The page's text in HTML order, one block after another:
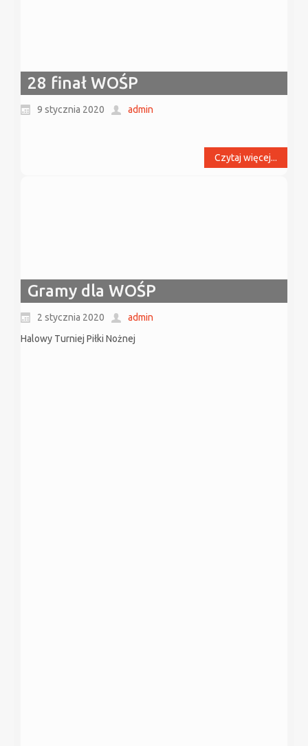
28 finał WOŚP
9 stycznia 2020 admin
Czytaj więcej...
Gramy dla WOŚP
2 stycznia 2020
admin
Halowy Turniej Piłki Nożnej